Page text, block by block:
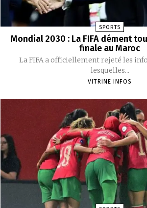
SPORTS
Mondial 2030 : La FIFA dément
finale au Maroc
La FIFA a officiellement rejeté les
lesquelles...
VITRINE INFOS